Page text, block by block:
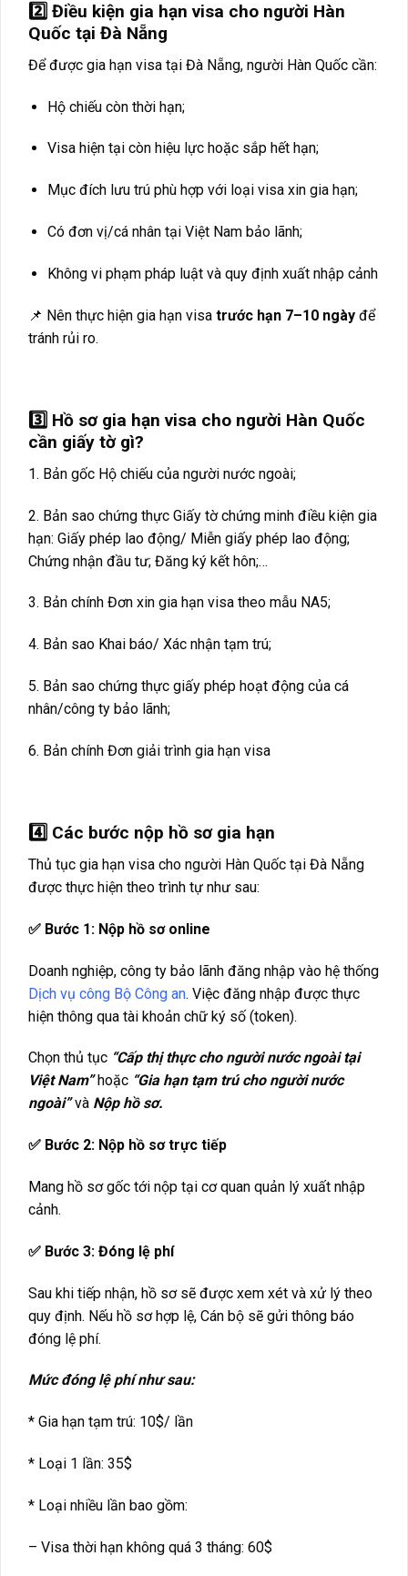
2️⃣ Điều kiện gia hạn visa cho người Hàn
Quốc tại Đà Nẵng
Để được gia hạn visa tại Đà Nẵng, người Hàn Quốc cần:
Hộ chiếu còn thời hạn;
Visa hiện tại còn hiệu lực hoặc sắp hết hạn;
Mục đích lưu trú phù hợp với loại visa xin gia hạn;
Có đơn vị/cá nhân tại Việt Nam bảo lãnh;
Không vi phạm pháp luật và quy định xuất nhập cảnh
📌 Nên thực hiện gia hạn visa trước hạn 7–10 ngày để
tránh rủi ro.
3️⃣ Hồ sơ gia hạn visa cho người Hàn Quốc
cần giấy tờ gì?
1. Bản gốc Hộ chiếu của người nước ngoài;
2. Bản sao chứng thực Giấy tờ chứng minh điều kiện gia
hạn: Giấy phép lao động/ Miễn giấy phép lao động;
Chứng nhận đầu tư; Đăng ký kết hôn;…
3. Bản chính Đơn xin gia hạn visa theo mẫu NA5;
4. Bản sao Khai báo/ Xác nhận tạm trú;
5. Bản sao chứng thực giấy phép hoạt động của cá
nhân/công ty bảo lãnh;
6. Bản chính Đơn giải trình gia hạn visa
4️⃣ Các bước nộp hồ sơ gia hạn
Thủ tục gia hạn visa cho người Hàn Quốc tại Đà Nẵng
được thực hiện theo trình tự như sau:
✅ Bước 1: Nộp hồ sơ online
Doanh nghiệp, công ty bảo lãnh đăng nhập vào hệ thống
Dịch vụ công Bộ Công an. Việc đăng nhập được thực
hiện thông qua tài khoản chữ ký số (token).
Chọn thủ tục “Cấp thị thực cho người nước ngoài tại
Việt Nam”hoặc “Gia hạn tạm trú cho người nước
ngoài” và Nộp hồ sơ.
✅ Bước 2: Nộp hồ sơ trực tiếp
Mang hồ sơ gốc tới nộp tại cơ quan quản lý xuất nhập
cảnh.
✅ Bước 3: Đóng lệ phí
Sau khi tiếp nhận, hồ sơ sẽ được xem xét và xử lý theo
quy định. Nếu hồ sơ hợp lệ, Cán bộ sẽ gửi thông báo
đóng lệ phí.
Mức đóng lệ phí như sau:
* Gia hạn tạm trú: 10$/ lần
* Loại 1 lần: 35$
* Loại nhiều lần bao gồm:
– Visa thời hạn không quá 3 tháng: 60$